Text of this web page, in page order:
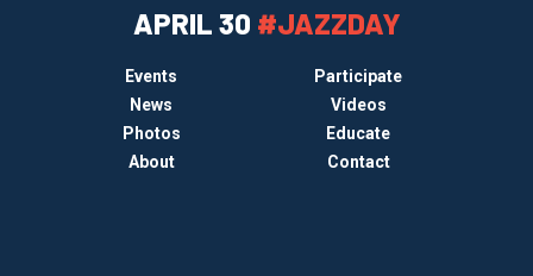
APRIL 30 #JAZZDAY
Events
Participate
News
Videos
Photos
Educate
About
Contact